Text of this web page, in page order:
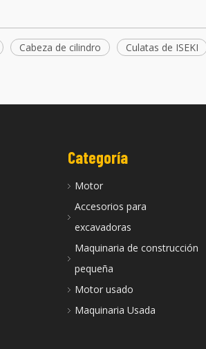
Cabeza de cilindro Culatas de ISEKI
Categoría
Motor
Accesorios para
excavadoras
Maquinaria de construcción
pequeña
Motor usado
Maquinaria Usada